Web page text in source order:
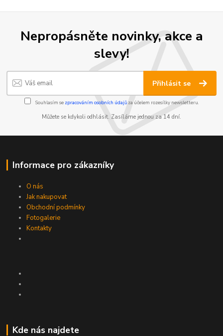
Nepropásněte novinky, akce a
slevy!
Přihlásit se
Souhlasím se zpracováním osobních údajůza účelem rozesílky newsletteru.
Můžete se kdykoli odhlásit. Zasíláme jednou za 14 dní.
Informace pro zákazníky
O nás
Jak nakupovat
Obchodní podmínky
Fotogalerie
Kontakty
Kde nás najdete